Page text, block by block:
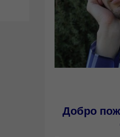
Добро